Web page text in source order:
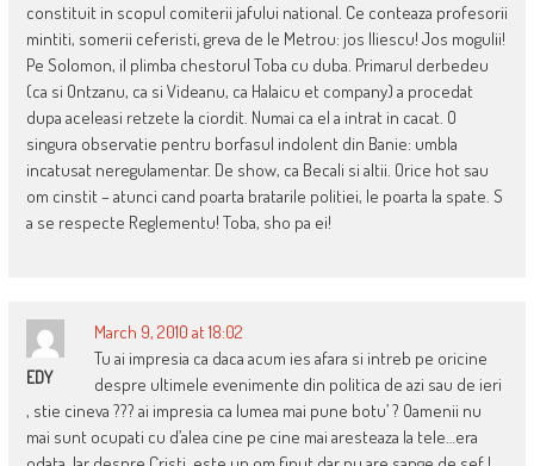
constituit in scopul comiterii jafului national. Ce conteaza profesorii
mintiti, somerii ceferisti, greva de le Metrou: jos Iliescu! Jos mogulii!
Pe Solomon, il plimba chestorul Toba cu duba. Primarul derbedeu
(ca si Ontzanu, ca si Videanu, ca Halaicu et company) a procedat
dupa aceleasi retzete la ciordit. Numai ca el a intrat in cacat. O
singura observatie pentru borfasul indolent din Banie: umbla
incatusat neregulamentar. De show, ca Becali si altii. Orice hot sau
om cinstit – atunci cand poarta bratarile politiei, le poarta la spate. S
a se respecte Reglementu! Toba, sho pa ei!
EDY
March 9, 2010 at 18:02
Tu ai impresia ca daca acum ies afara si intreb pe oricine
despre ultimele evenimente din politica de azi sau de ieri
, stie cineva ??? ai impresia ca lumea mai pune botu’ ? Oamenii nu
mai sunt ocupati cu d’alea cine pe cine mai aresteaza la tele…era